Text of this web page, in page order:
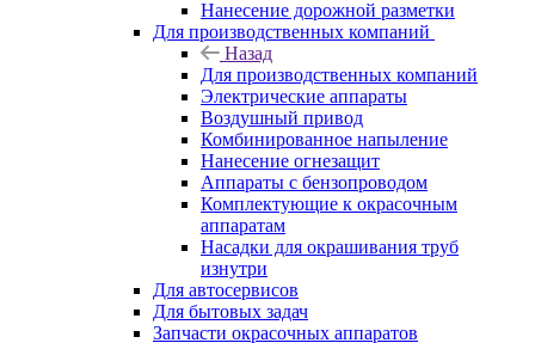
Нанесение дорожной разметки
Для производственных компаний
Назад
Для производственных компаний
Электрические аппараты
Воздушный привод
Комбинированное напыление
Нанесение огнезащит
Аппараты с бензопроводом
Комплектующие к окрасочным
аппаратам
Насадки для окрашивания труб
изнутри
Для автосервисов
Для бытовых задач
Запчасти окрасочных аппаратов